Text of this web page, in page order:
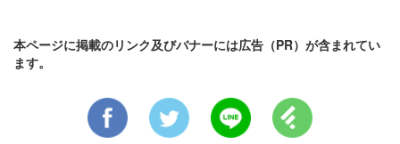
本ページに掲載のリンク及びバナーには広告（PR）が含まれてい
ます。